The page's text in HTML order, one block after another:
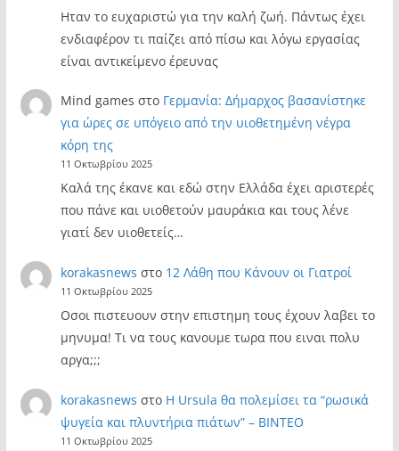
Ηταν το ευχαριστώ για την καλή ζωή. Πάντως έχει
ενδιαφέρον τι παίζει από πίσω και λόγω εργασίας
είναι αντικείμενο έρευνας
Mind games στο Γερμανία: Δήμαρχος βασανίστηκε
για ώρες σε υπόγειο από την υιοθετημένη νέγρα
κόρη της
11 Οκτωβρίου 2025
Καλά της έκανε και εδώ στην Ελλάδα έχει αριστερές
που πάνε και υιοθετούν μαυράκια και τους λένε
γιατί δεν υιοθετείς…
korakasnews στο 12 Λάθη που Κάνουν οι Γιατροί
11 Οκτωβρίου 2025
Οσοι πιστευουν στην επιστημη τους έχουν λαβει το
μηνυμα! Τι να τους κανουμε τωρα που ειναι πολυ
αργα;;;
korakasnews στο Η Ursula θα πολεμίσει τα “ρωσικά
ψυγεία και πλυντήρια πιάτων” – ΒΙΝΤΕΟ
11 Οκτωβρίου 2025